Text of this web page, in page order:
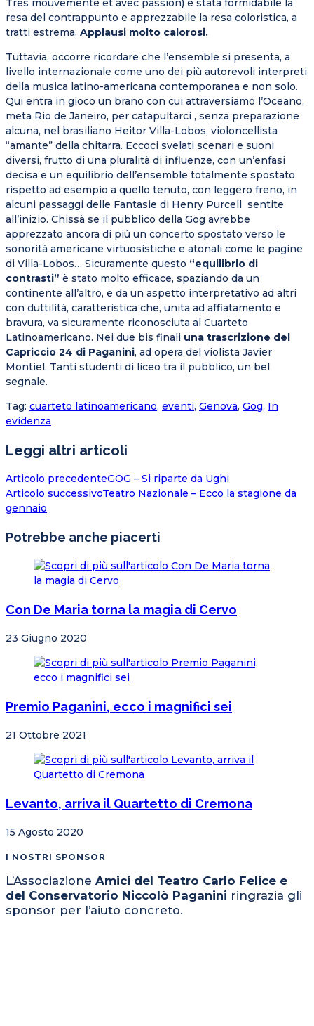
Très mouvementé et avec passion) è stata formidabile la
resa del contrappunto e apprezzabile la resa coloristica, a
tratti estrema. Applausi molto calorosi.
Tuttavia, occorre ricordare che l’ensemble si presenta, a
livello internazionale come uno dei più autorevoli interpreti
della musica latino-americana contemporanea e non solo.
Qui entra in gioco un brano con cui attraversiamo l’Oceano,
meta Rio de Janeiro, per catapultarci , senza preparazione
alcuna, nel brasiliano Heitor Villa-Lobos, violoncellista
“amante” della chitarra. Eccoci svelati scenari e suoni
diversi, frutto di una pluralità di influenze, con un’enfasi
decisa e un equilibrio dell’ensemble totalmente spostato
rispetto ad esempio a quello tenuto, con leggero freno, in
alcuni passaggi delle Fantasie di Henry Purcell sentite
all’inizio. Chissà se il pubblico della Gog avrebbe
apprezzato ancora di più un concerto spostato verso le
sonorità americane virtuosistiche e atonali come le pagine
di Villa-Lobos… Sicuramente questo “equilibrio di
contrasti” è stato molto efficace, spaziando da un
continente all’altro, e da un aspetto interpretativo ad altri
con duttilità, caratteristica che, unita ad affiatamento e
bravura, va sicuramente riconosciuta al Cuarteto
Latinoamericano. Nei due bis finali una trascrizione del
Capriccio 24 di Paganini, ad opera del violista Javier
Montiel. Tanti studenti di liceo tra il pubblico, un bel
segnale.
Tag: cuarteto latinoamericano, eventi, Genova, Gog, In
evidenza
Leggi altri articoli
Articolo precedenteGOG – Si riparte da Ughi
Articolo successivoTeatro Nazionale – Ecco la stagione da
gennaio
Potrebbe anche piacerti
Con De Maria torna la magia di Cervo
23 Giugno 2020
Premio Paganini, ecco i magnifici sei
21 Ottobre 2021
Levanto, arriva il Quartetto di Cremona
15 Agosto 2020
I NOSTRI SPONSOR
L’Associazione Amici del Teatro Carlo Felice e
del Conservatorio Niccolò Paganini ringrazia gli
sponsor per l’aiuto concreto.